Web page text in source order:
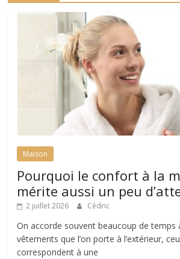
Maison
Pourquoi le confort à la
mérite aussi un peu
2 juillet 2026 Cédric
On accorde souvent beaucoup de temps
vêtements que l’on porte à l’extérieur,
correspondent à une